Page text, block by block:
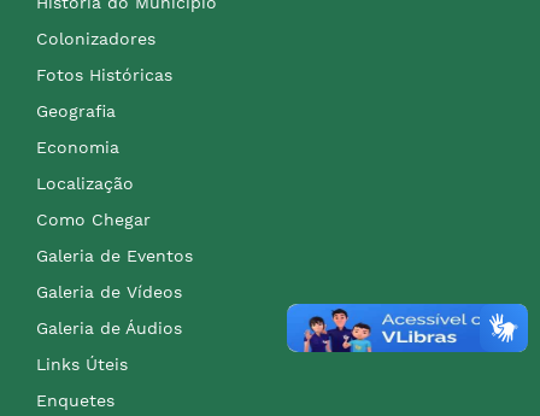
Colonizadores
Fotos Históricas
Geografia
Economia
Localização
Como Chegar
Galeria de Eventos
Galeria de Vídeos
Galeria de Áudios
Links Úteis
Enquetes